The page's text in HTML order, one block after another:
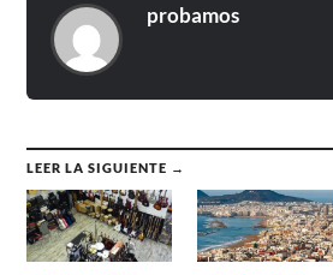
probamos
LEER LA SIGUIENTE →